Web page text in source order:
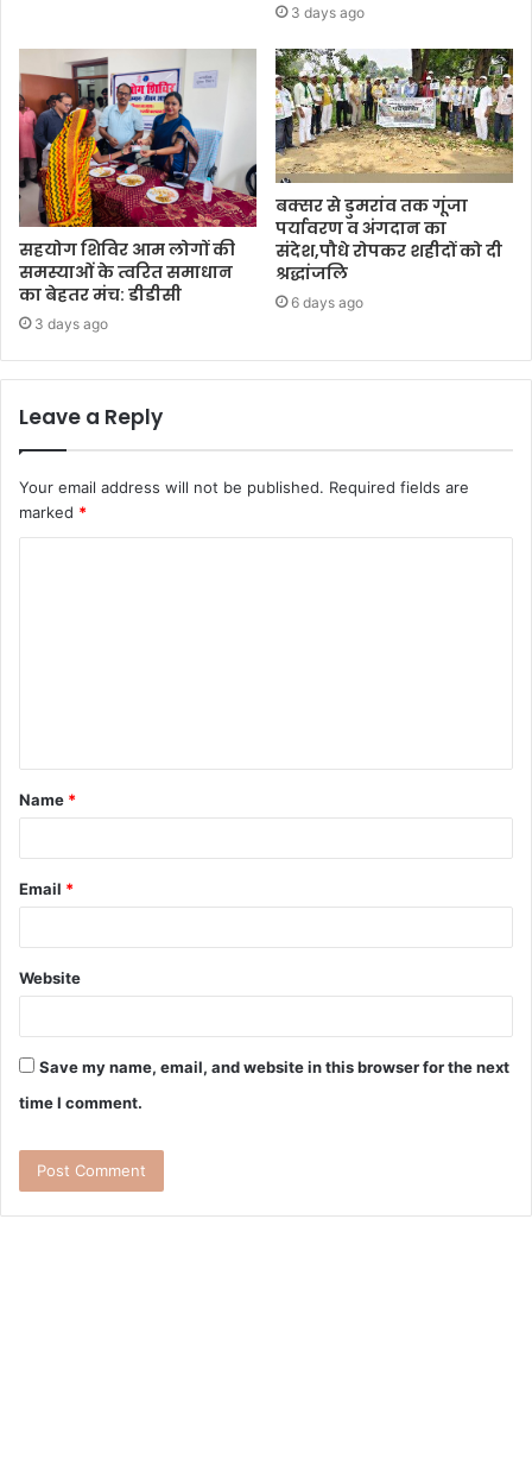
3 days ago
सहयोग शिविर आम लोगों की
समस्याओं के त्वरित समाधान
का बेहतर मंच: डीडीसी
3 days ago
बक्सर से डुमरांव तक गूंजा
पर्यावरण व अंगदान का
संदेश,पौधे रोपकर शहीदों को दी
श्रद्धांजलि
6 days ago
Leave a Reply
Your email address will not be published. Required fields are
marked *
Name *
Email *
Website
Save my name, email, and website in this browser for the next
time I comment.